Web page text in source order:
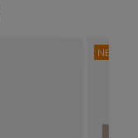
NEW